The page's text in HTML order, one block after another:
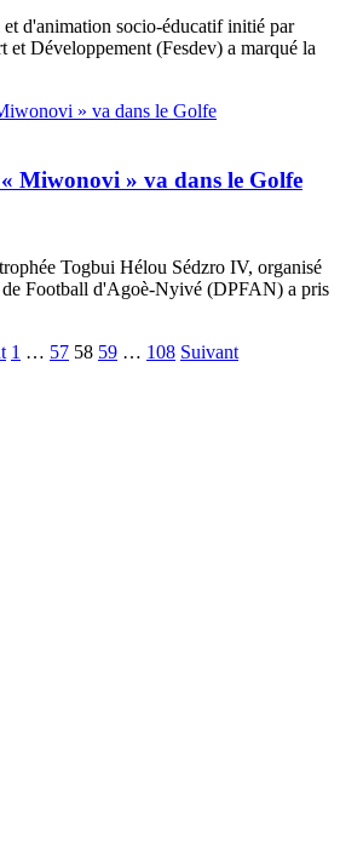
d'animation socio-éducatif initié par
et Développement (Fesdev) a marqué la
Miwonovi » va dans le Golfe
Togbui Hélou Sédzro IV, organisé
Football d'Agoè-Nyivé (DPFAN) a pris
1 … 57 58 59 … 108 Suivant